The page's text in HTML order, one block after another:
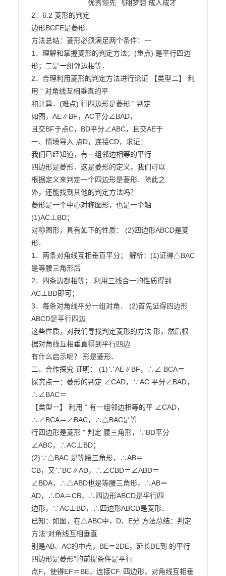
2．6.2 菱形的判定
边形BCFE是菱形．
方法总结：菱形必须满足两个条件：一
1．理解和掌握菱形的判定方法；(重点) 是平行四边
形；二是一组邻边相等．
2．合理利用菱形的判定方法进行论证 【类型二】 利
用 “ 对角线互相垂直的平
和计算．(难点) 行四边形是菱形 ” 判定
如图，AE∥BF，AC平分∠BAD，
且交BF于点C，BD平分∠ABC，且交AE于
一、情境导入 点D，连接CD，求证：
我们已经知道，有一组邻边相等的平行
四边形是菱形．这是菱形的定义，我们可以
根据定义来判定一个四边形是菱形．除此之
外，还能找到其他的判定方法吗？
菱形是一个中心对称图形，也是一个轴
(1)AC⊥BD；
对称图形，具有如下的性质： (2)四边形ABCD是菱
形．
1．两条对角线互相垂直平分； 解析：(1)证得△BAC
是等腰三角形后
2．四条边都相等； 利用三线合一的性质得到
AC⊥BD即可；
3．每条对角线平分一组对角． (2)首先证得四边形
ABCD是平行四边
这些性质，对我们寻找判定菱形的方法 形，然后根
据对角线互相垂直得到平行四边
有什么启示呢？ 形是菱形．
二、合作探究 证明： (1)∵AE∥BF，∴∠ BCA＝
探究点一：菱形的判定 ∠CAD，∵AC 平分∠BAD，
∴∠BAC＝
【类型一】 利用 “ 有一组邻边相等的平 ∠CAD，
∴∠BCA＝∠BAC，∴△BAC是等
行四边形是菱形 ” 判定 腰三角形，∵BD平分
∠ABC，∴AC⊥BD；
(2)∵△BAC 是等腰三角形，∴AB＝
CB，又∵BC∥AD，∴∠CBD＝∠ABD＝
∠BDA，∴△ABD也是等腰三角形，∴AB＝
AD，∴DA＝CB，∴四边形ABCD是平行四
边形，∵AC⊥BD，∴四边形ABCD是菱形．
已知：如图，在△ABC中，D、E分 方法总结：判定
方法“对角线互相垂直
别是AB、AC的中点，BE＝2DE，延长DE到 的平行
四边形是菱形”的前提条件是平行
点F，使得EF＝BE，连接CF. 四边形，对角线互相垂